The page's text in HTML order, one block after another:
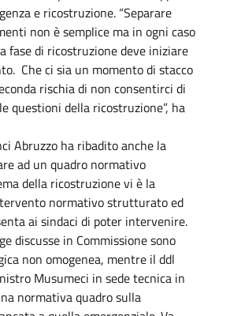
e ricostruzione. “Separare
non è semplice ma in ogni caso
fase di ricostruzione deve iniziare
Che ci sia un momento di stacco
rischia di non consentirci di
questioni della ricostruzione”, ha
Abruzzo ha ribadito anche la
ad un quadro normativo
della ricostruzione vi è la
normativo strutturato ed
ai sindaci di poter intervenire.
discusse in Commissione sono
non omogenea, mentre il ddl
Musumeci in sede tecnica in
normativa quadro sulla